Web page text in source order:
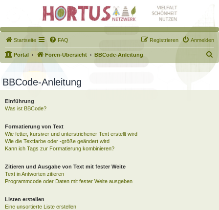
Startseite FAQ Anmelden
Registrieren
Portal Foren-Übersicht BBCode-Anleitung
u
h
BBCode-Anleitung
Einführung
Was ist BBCode?
Formatierung von Text
Wie fetter, kursiver und unterstrichener Text erstellt wird
Wie die Textfarbe oder -größe geändert wird
Kann ich Tags zur Formatierung kombinieren?
Zitieren und Ausgabe von Text mit fester Weite
Text in Antworten zitieren
Programmcode oder Daten mit fester Weite ausgeben
Listen erstellen
Eine unsortierte Liste erstellen